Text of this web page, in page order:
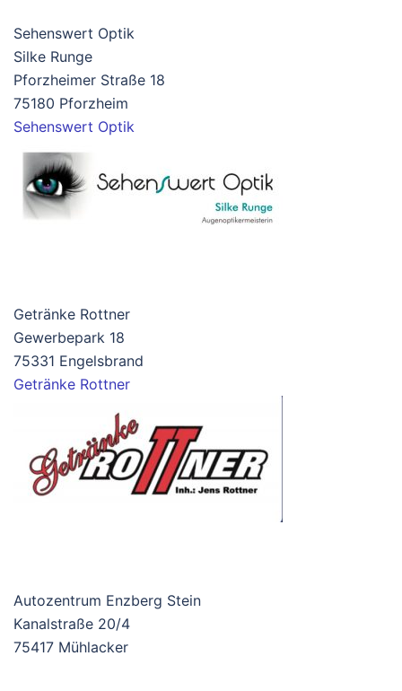
Sehenswert Optik
Silke Runge
Pforzheimer Straße 18
75180 Pforzheim
Sehenswert Optik
Getränke Rottner
Gewerbepark 18
75331 Engelsbrand
Getränke Rottner
Autozentrum Enzberg Stein
Kanalstraße 20/4
75417 Mühlacker